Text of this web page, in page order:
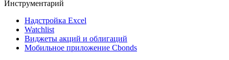
Инструментарий
Надстройка Excel
Watchlist
Виджеты акций и облигаций
Мобильное приложение Cbonds